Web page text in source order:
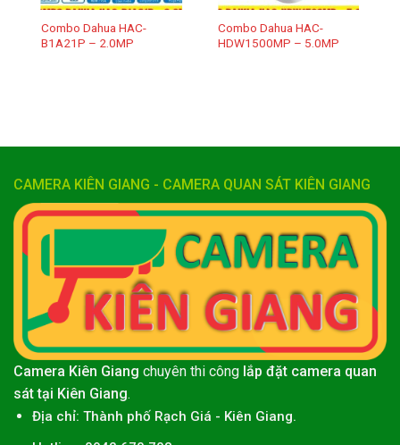
Combo Dahua HAC-
B1A21P – 2.0MP
Combo Dahua HAC-
HDW1500MP – 5.0MP
CAMERA KIÊN GIANG - CAMERA QUAN SÁT KIÊN GIANG
Camera Kiên Giang chuyên thi công lắp đặt camera quan
sát tại Kiên Giang.
Địa chỉ: Thành phố Rạch Giá - Kiên Giang.